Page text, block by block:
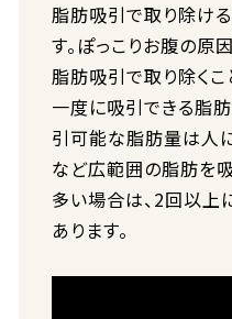
脂肪吸引で取り除け
す。ぽっこりお腹の原
脂肪吸引で取り除くこ
一度に吸引できる脂
引可能な脂肪量は人
など広範囲の脂肪を
多い場合は、2回以上
あります。